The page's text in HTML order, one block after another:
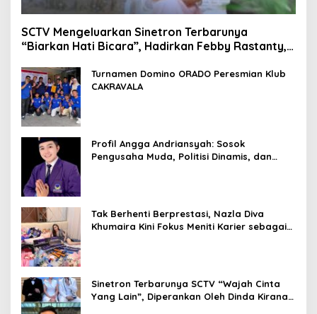
SCTV Mengeluarkan Sinetron Terbarunya
“Biarkan Hati Bicara”, Hadirkan Febby Rastanty,
Turnamen Domino ORADO Peresmian Klub
CAKRAVALA
Profil Angga Andriansyah: Sosok
Pengusaha Muda, Politisi Dinamis, dan
Tak Berhenti Berprestasi, Nazla Diva
Khumaira Kini Fokus Meniti Karier sebagai
Sinetron Terbarunya SCTV “Wajah Cinta
Yang Lain”, Diperankan Oleh Dinda Kirana,